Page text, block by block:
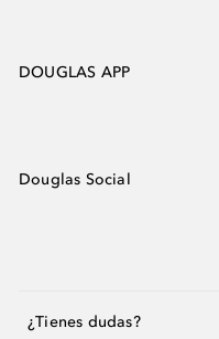
DOUGLAS APP
Douglas Social
¿Tienes dudas?